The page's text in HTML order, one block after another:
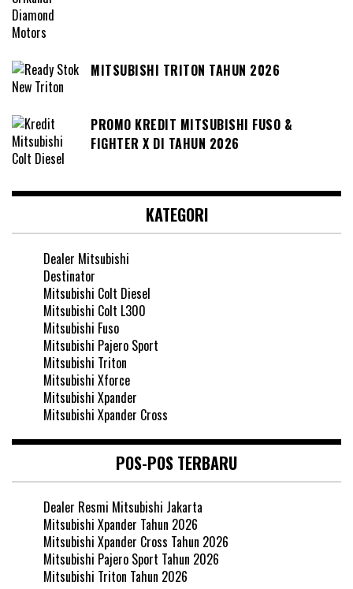
MITSUBISHI TRITON TAHUN 2026
PROMO KREDIT MITSUBISHI FUSO &
FIGHTER X DI TAHUN 2026
KATEGORI
Dealer Mitsubishi
Destinator
Mitsubishi Colt Diesel
Mitsubishi Colt L300
Mitsubishi Fuso
Mitsubishi Pajero Sport
Mitsubishi Triton
Mitsubishi Xforce
Mitsubishi Xpander
Mitsubishi Xpander Cross
POS-POS TERBARU
Dealer Resmi Mitsubishi Jakarta
Mitsubishi Xpander Tahun 2026
Mitsubishi Xpander Cross Tahun 2026
Mitsubishi Pajero Sport Tahun 2026
Mitsubishi Triton Tahun 2026